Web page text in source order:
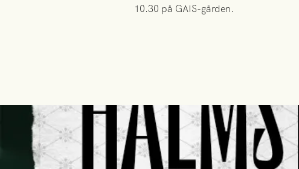
10.30 på GAIS-gården.